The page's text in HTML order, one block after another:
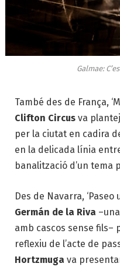
Galmae:
També des de França,
Clifton Circus va
per la ciutat en cadira
en la delicada línia
banalització d’un tema
Des de Navarra, ‘Paseo
Germán de la Riva
amb cascos sense
reflexiu de l’acte de
Hortzmuga va